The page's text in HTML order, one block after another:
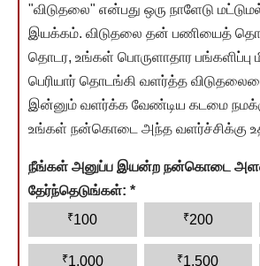
"விடுதலை" என்பது ஒரு நாளேடு
இயக்கம். விடுதலை தன் பணியைத்
தொடர, உங்கள் பொருளாதார பங்களிப்பு
பெரியார் தொடங்கி வளர்த்த
இன்னும் வளர்க்க வேண்டிய கடமை
உங்கள் நன்கொடை அந்த வளர்ச்சிக்கு
நீங்கள் அனுப்ப இயன்ற நன்கொடை
தேர்ந்தெடுங்கள்: *
₹100 ₹200
₹1,000 ₹1,500